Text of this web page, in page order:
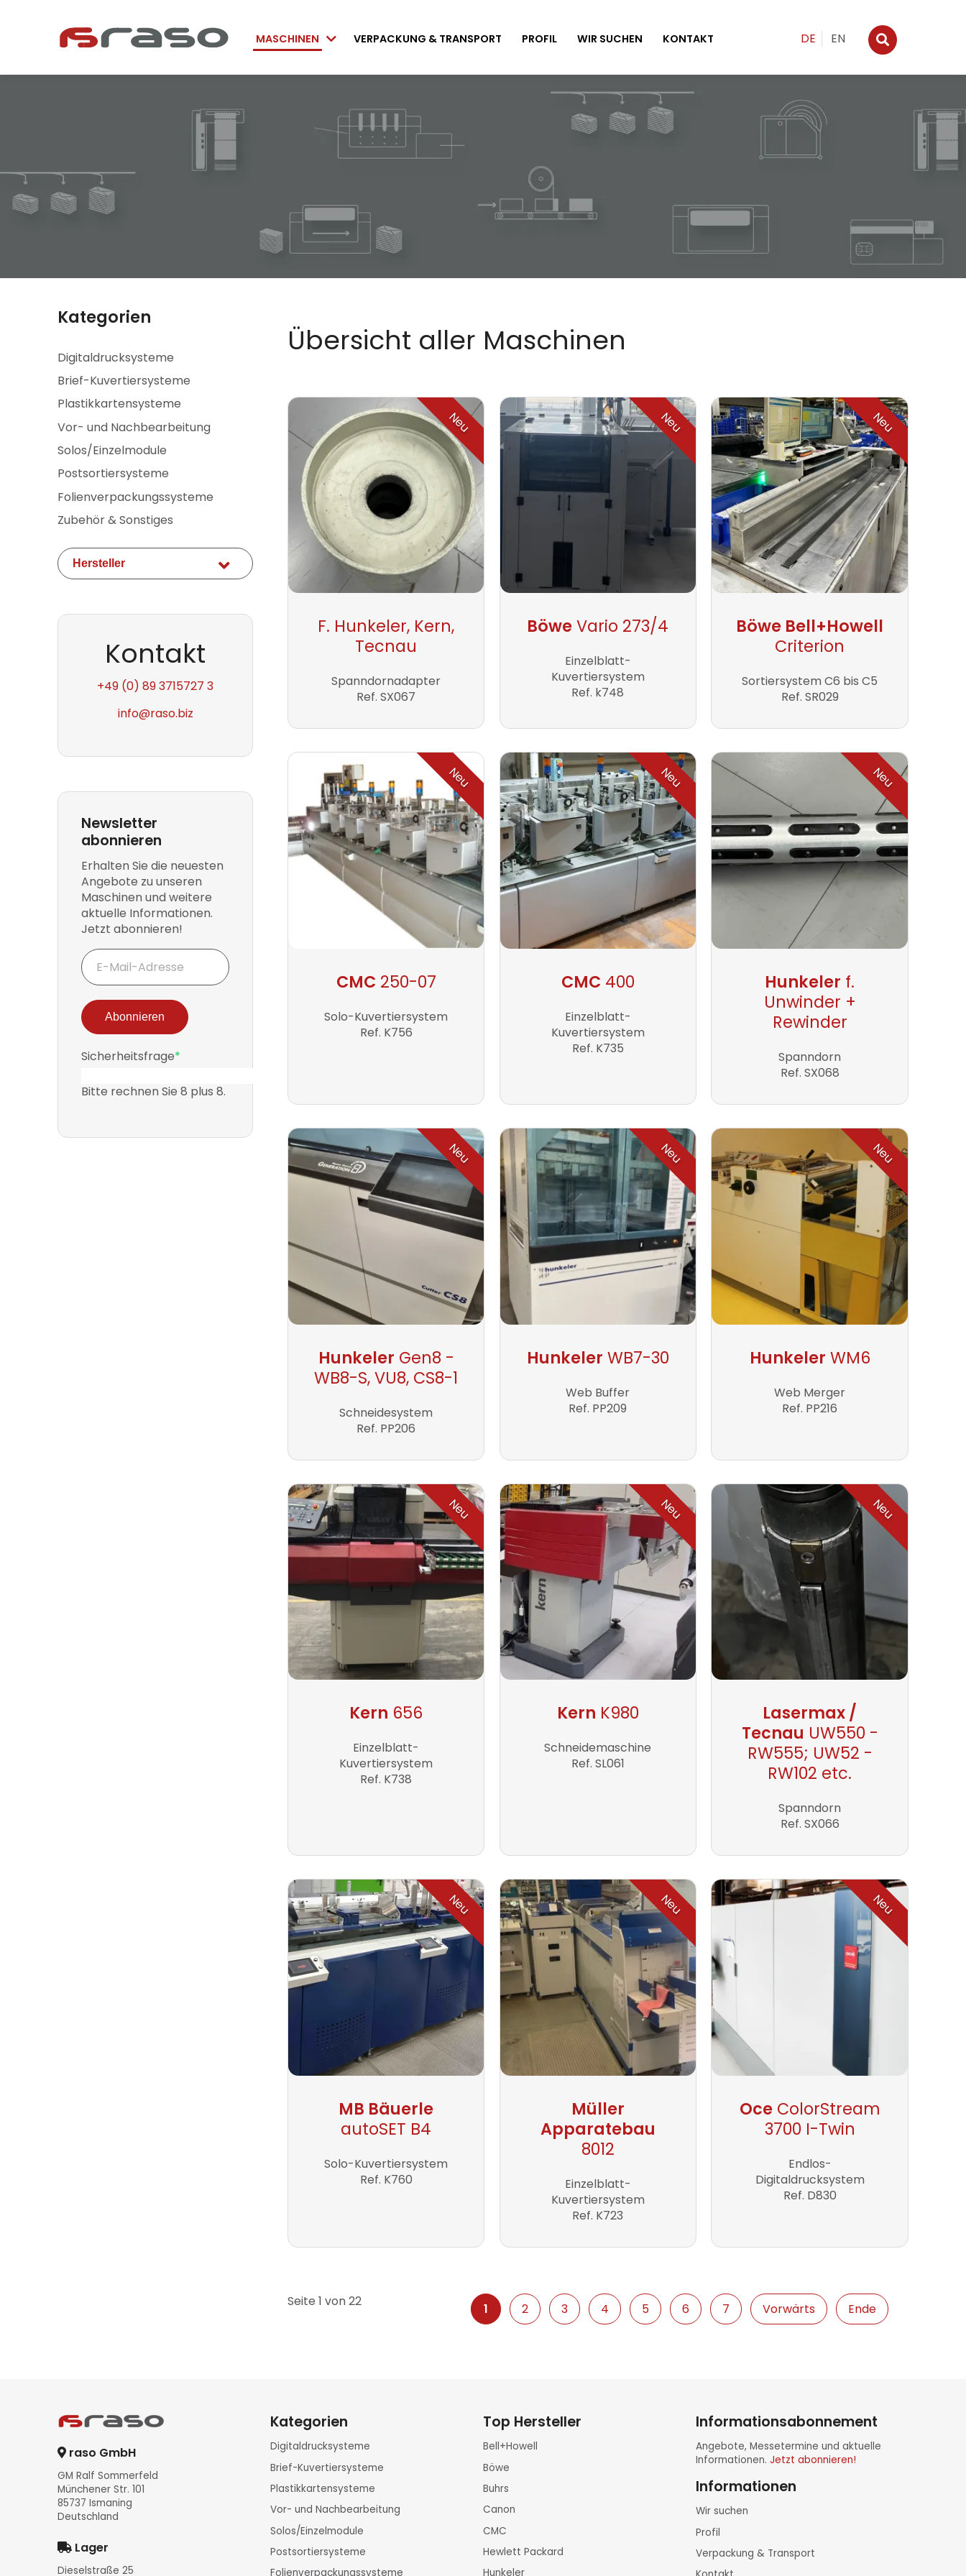
überspringen
MASCHINEN VERPACKUNG & TRANSPORT PROFIL WIR SUCHEN KONTAKT DE EN
Übersicht aller Maschinen
Neu
F. Hunkeler, Kern,
Tecnau
Spanndornadapter
Ref. SX067
Neu
BöweVario 273/4
Einzelblatt-
Kuvertiersystem
Ref. k748
Neu
Böwe Bell+Howell
Criterion
Sortiersystem C6 bis C5
Ref. SR029
Neu
CMC 250-07
Solo-Kuvertiersystem
Ref. K756
Neu
CMC 400
Einzelblatt-
Kuvertiersystem
Ref. K735
Neu
Hunkeler f.
Unwinder +
Rewinder
Spanndorn
Ref. SX068
Neu
Hunkeler Gen8 -
WB8-S, VU8, CS8-1
Schneidesystem
Ref. PP206
Neu
Hunkeler WB7-30
Web Buffer
Ref. PP209
Neu
Hunkeler WM6
Web Merger
Ref. PP216
Neu
Kern 656
Einzelblatt-
Kuvertiersystem
Ref. K738
Neu
Kern K980
Schneidemaschine
Ref. SL061
Neu
Lasermax /
Tecnau UW550 -
RW555; UW52 -
RW102 etc.
Spanndorn
Ref. SX066
Neu
MB Bäuerle
autoSET B4
Solo-Kuvertiersystem
Ref. K760
Neu
Müller
Apparatebau
8012
Einzelblatt-
Kuvertiersystem
Ref. K723
Neu
OceColorStream
3700 I-Twin
Endlos-
Digitaldrucksystem
Ref. D830
Seite 1 von 22 1 2 3 4 5 6 7 Vorwärts Ende
Kategorien
Navigation
überspringen
Digitaldrucksysteme
Brief-Kuvertiersysteme
Plastikkartensysteme
Vor- und Nachbearbeitung
Solos/Einzelmodule
Postsortiersysteme
Folienverpackungssysteme
Zubehör & Sonstiges
Vorhandene
Felder
Hersteller
Kontakt
+49 (0) 89 3715727 3
info@raso.biz
Newsletter
abonnieren
Erhalten Sie die neuesten
Angebote zu unseren
Maschinen und weitere
aktuelle Informationen.
Jetzt abonnieren!
E-
Mail-
Adresse
Abonnieren
Pflichtfeld
Sicherheitsfrage*
Bitte rechnen Sie 8 plus 8.
raso GmbH
GM Ralf Sommerfeld
Münchener Str. 101
85737 Ismaning
Deutschland
Lager
Dieselstraße 25
Kategorien
Digitaldrucksysteme
Brief-Kuvertiersysteme
Plastikkartensysteme
Vor- und Nachbearbeitung
Solos/Einzelmodule
Postsortiersysteme
Folienverpackungssysteme
Top Hersteller
Bell+Howell
Böwe
Buhrs
Canon
CMC
Hewlett Packard
Hunkeler
Informationsabonnement
Angebote, Messetermine und aktuelle
Informationen. Jetzt abonnieren!
Informationen
Navigation
Wir suchen
Profil
Verpackung & Transport